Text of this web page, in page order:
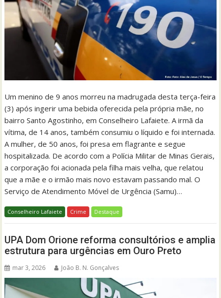
Um menino de 9 anos morreu na madrugada desta terça-feira
(3) após ingerir uma bebida oferecida pela própria mãe, no
bairro Santo Agostinho, em Conselheiro Lafaiete. A irmã da
vítima, de 14 anos, também consumiu o líquido e foi internada.
A mulher, de 50 anos, foi presa em flagrante e segue
hospitalizada. De acordo com a Polícia Militar de Minas Gerais,
a corporação foi acionada pela filha mais velha, que relatou
que a mãe e o irmão mais novo estavam passando mal. O
Serviço de Atendimento Móvel de Urgência (Samu)…
Conselheiro Lafaiete Crime Destaque
UPA Dom Orione reforma consultórios e amplia
estrutura para urgências em Ouro Preto
mar 3, 2026 João B. N. Gonçalves